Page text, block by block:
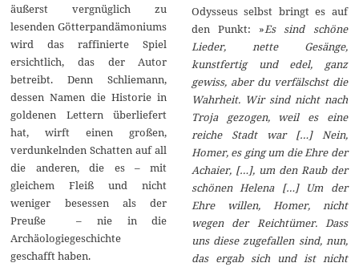
äußerst vergnüglich zu
lesenden Götterpandämoniums
wird das raffinierte Spiel
ersichtlich, das der Autor
betreibt. Denn Schliemann,
dessen Namen die Historie in
goldenen Lettern überliefert
hat, wirft einen großen,
verdunkelnden Schatten auf all
die anderen, die es – mit
gleichem Fleiß und nicht
weniger besessen als der
Preuße – nie in die
Archäologiegeschichte
geschafft haben.
Odysseus selbst bringt es auf
den Punkt: »Es sind schöne
Lieder, nette Gesänge,
kunstfertig und edel, ganz
gewiss, aber du verfälschst die
Wahrheit. Wir sind nicht nach
Troja gezogen, weil es eine
reiche Stadt war […] Nein,
Homer, es ging um die Ehre der
Achaier, […], um den Raub der
schönen Helena […] Um der
Ehre willen, Homer, nicht
wegen der Reichtümer. Dass
uns diese zugefallen sind, nun,
das ergab sich und ist nicht